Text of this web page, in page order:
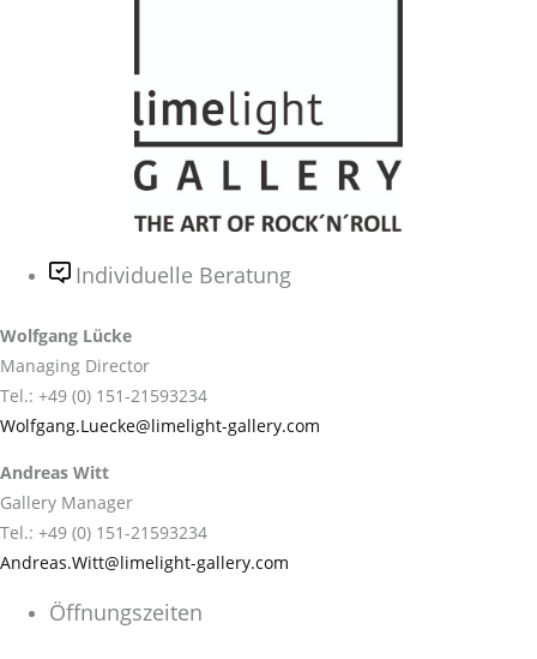
Individuelle Beratung
Wolfgang Lücke
Managing Director
Tel.: +49 (0) 151-21593234
Wolfgang.Luecke@limelight-gallery.com
Andreas Witt
Gallery Manager
Tel.: +49 (0) 151-21593234
Andreas.Witt@limelight-gallery.com
Öffnungszeiten